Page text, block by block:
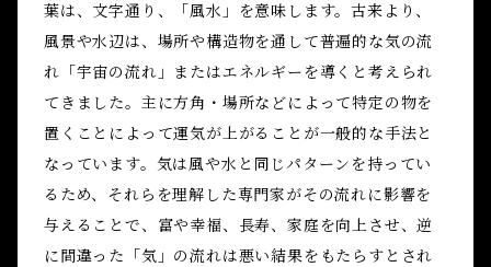
葉は、文字通り、「風水」を意味します。古来より、
風景や水辺は、場所や構造物を通して普遍的な気の流
れ「宇宙の流れ」またはエネルギーを導くと考えられ
てきました。主に方角・場所などによって特定の物を
置くことによって運気が上がることが一般的な手法と
なっています。気は風や水と同じパターンを持ってい
るため、それらを理解した専門家がその流れに影響を
与えることで、富や幸福、長寿、家庭を向上させ、逆
に間違った「気」の流れは悪い結果をもたらすとされ